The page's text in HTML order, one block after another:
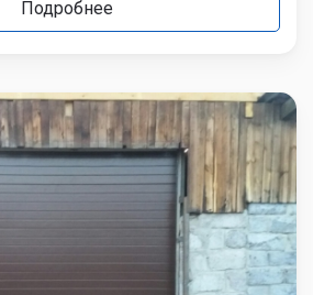
Подробнее